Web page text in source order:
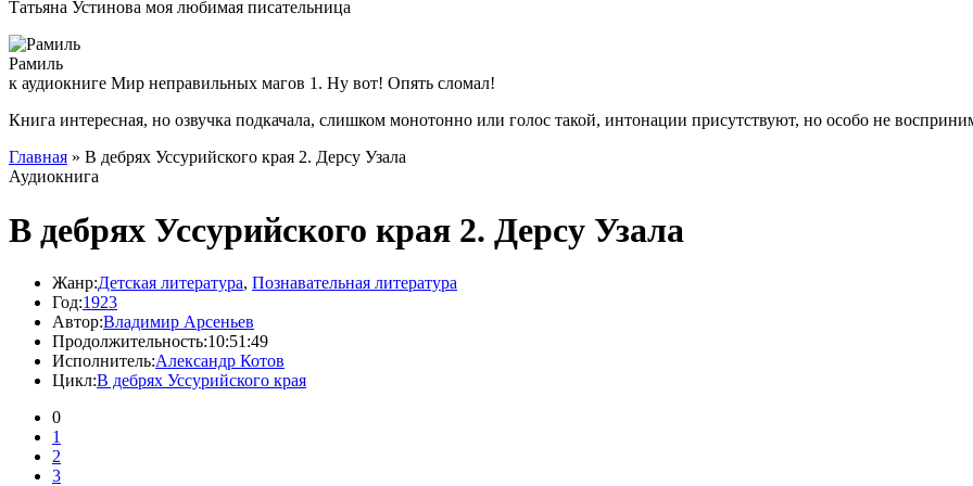
Татьяна Устинова моя любимая писательница
Рамиль
к аудиокниге Мир неправильных магов 1. Ну вот! Опять сломал!
Книга интересная, но озвучка подкачала, слишком монотонно или голос такой, интонации присутствуют, но особо не
Главная » В дебрях Уссурийского края 2. Дерсу Узала
Аудиокнига
В дебрях Уссурийского края 2. Дерсу Узала
Жанр:Детская литература, Познавательная литература
Год:1923
Автор:Владимир Арсеньев
Продолжительность:10:51:49
Исполнитель:Александр Котов
Цикл:В дебрях Уссурийского края
0
1
2
3